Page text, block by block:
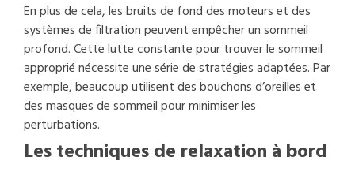
En plus de cela, les bruits de fond des moteurs et des
systèmes de filtration peuvent empêcher un sommeil
profond. Cette lutte constante pour trouver le sommeil
approprié nécessite une série de stratégies adaptées. Par
exemple, beaucoup utilisent des bouchons d’oreilles et
des masques de sommeil pour minimiser les
perturbations.
Les techniques de relaxation à bord